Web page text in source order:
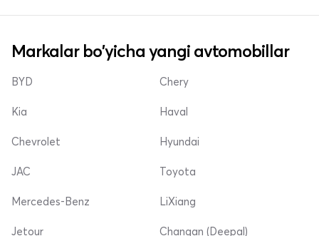
Markalar bo'yicha yangi avtomobillar
BYD
Kia
Chevrolet
Chery
Haval
Hyundai
JAC
Mercedes-Benz
Jetour
Toyota
LiXiang
Changan (Deepal)